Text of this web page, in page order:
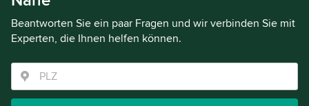
Beantworten Sie ein paar Fragen und wir verbinden Sie mit
Experten, die Ihnen helfen können.